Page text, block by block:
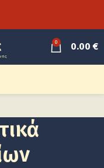
0 0.00€